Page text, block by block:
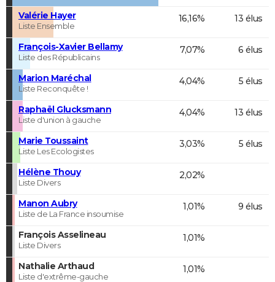
Valérie Hayer
Liste Ensemble
16,16% 13 élus
François-Xavier Bellamy
Liste des Républicains
7,07% 6 élus
Marion Maréchal
Liste Reconquête !
4,04% 5 élus
Raphaël Glucksmann
Liste d'union à gauche
4,04% 13 élus
Marie Toussaint
Liste Les Ecologistes
3,03% 5 élus
Hélène Thouy
Liste Divers
2,02%
Manon Aubry
Liste de La France insoumise
1,01% 9 élus
François Asselineau
Liste Divers
1,01%
Nathalie Arthaud
Liste d'extrême-gauche
1,01%